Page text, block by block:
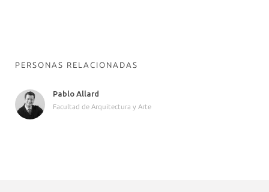
PERSONAS RELACIONADAS
Pablo Allard
Facultad de Arquitectura y Arte